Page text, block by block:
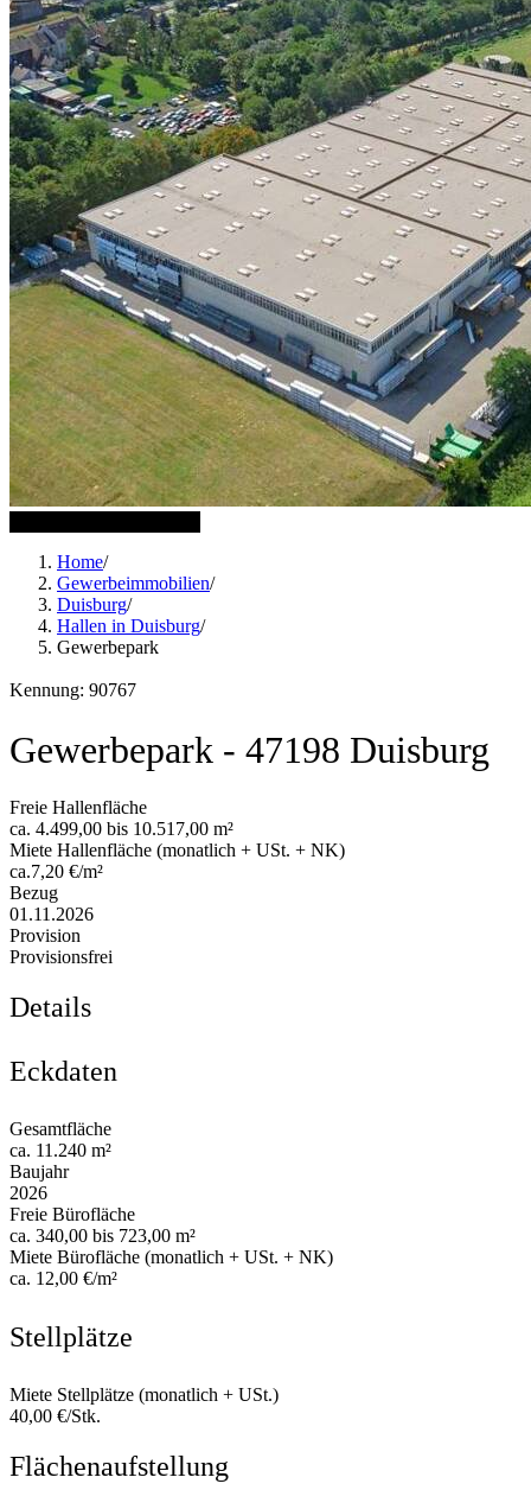
Home/
Gewerbeimmobilien/
Duisburg/
Hallen in Duisburg/
Gewerbepark
Kennung: 90767
Gewerbepark - 47198 Duisburg
Freie Hallenfläche
ca. 4.499,00 bis 10.517,00 m²
Miete Hallenfläche (monatlich + USt. + NK)
ca.7,20 €/m²
Bezug
01.11.2026
Provision
Provisionsfrei
Details
Eckdaten
Gesamtfläche
ca. 11.240 m²
Baujahr
2026
Freie Bürofläche
ca. 340,00 bis 723,00 m²
Miete Bürofläche (monatlich + USt. + NK)
ca. 12,00 €/m²
Stellplätze
Miete Stellplätze (monatlich + USt.)
40,00 €/Stk.
Flächenaufstellung